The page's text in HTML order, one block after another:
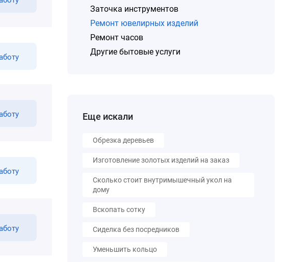
Заточка инструментов
Ремонт ювелирных изделий
Ремонт часов
Другие бытовые услуги
Еще искали
Обрезка деревьев
Изготовление золотых изделий на заказ
Сколько стоит внутримышечный укол на
дому
Вскопать сотку
Сиделка без посредников
Уменьшить кольцо